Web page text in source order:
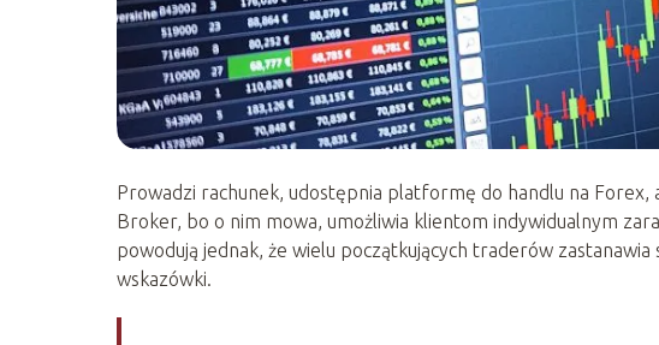
Prowadzi rachunek, udostępnia platformę do handlu na Forex,
Broker, bo o nim mowa, umożliwia klientom indywidualnym
powodują jednak, że wielu początkujących traderów
wskazówki.